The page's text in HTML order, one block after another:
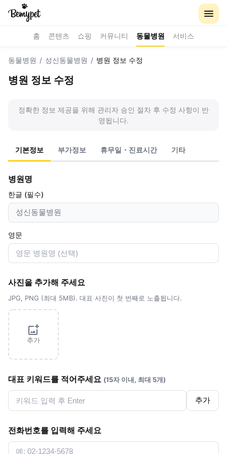
홈 콘텐츠 쇼핑 커뮤니티 동물병원 서비스
동물병원 / 성신동물병원 / 병원 정보 수정
병원 정보 수정
정확한 정보 제공을 위해 관리자 승인 절차 후 수정 사항이 반
영됩니다.
기본정보 부가정보 휴무일・진료시간 기타
병원명
한글 (필수)
영문
사진을 추가해 주세요
JPG, PNG (최대 5MB). 대표 사진이 첫 번째로 노출됩니다.
추가
대표 키워드를 적어주세요 (15자 이내, 최대 5개)
추가
전화번호를 입력해 주세요